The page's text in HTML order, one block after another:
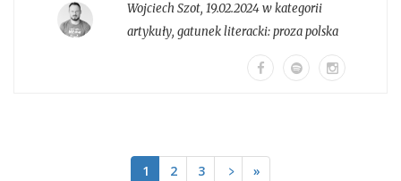
Wojciech Szot, 19.02.2024 w kategorii
artykuły, gatunek literacki:proza polska
1 2 3 ﹥ »